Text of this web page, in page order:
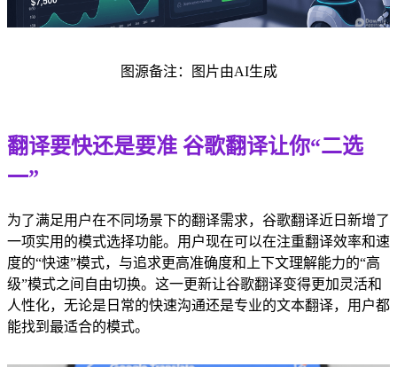
图源备注：图片由AI生成
翻译要快还是要准 谷歌翻译让你“二选
一”
为了满足用户在不同场景下的翻译需求，谷歌翻译近日新增了
一项实用的模式选择功能。用户现在可以在注重翻译效率和速
度的“快速”模式，与追求更高准确度和上下文理解能力的“高
级”模式之间自由切换。这一更新让谷歌翻译变得更加灵活和
人性化，无论是日常的快速沟通还是专业的文本翻译，用户都
能找到最适合的模式。